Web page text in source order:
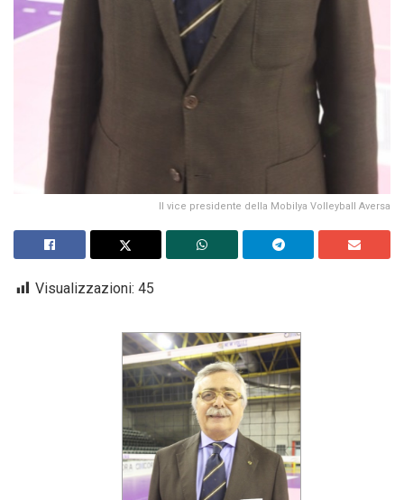
Il vice presidente della Mobilya Volleyball Aversa
Visualizzazioni: 45